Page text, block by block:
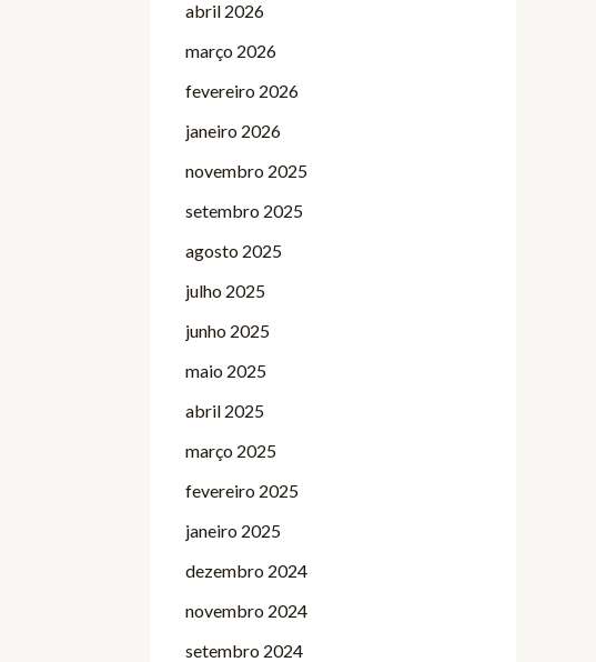
abril 2026
março 2026
fevereiro 2026
janeiro 2026
novembro 2025
setembro 2025
agosto 2025
julho 2025
junho 2025
maio 2025
abril 2025
março 2025
fevereiro 2025
janeiro 2025
dezembro 2024
novembro 2024
setembro 2024